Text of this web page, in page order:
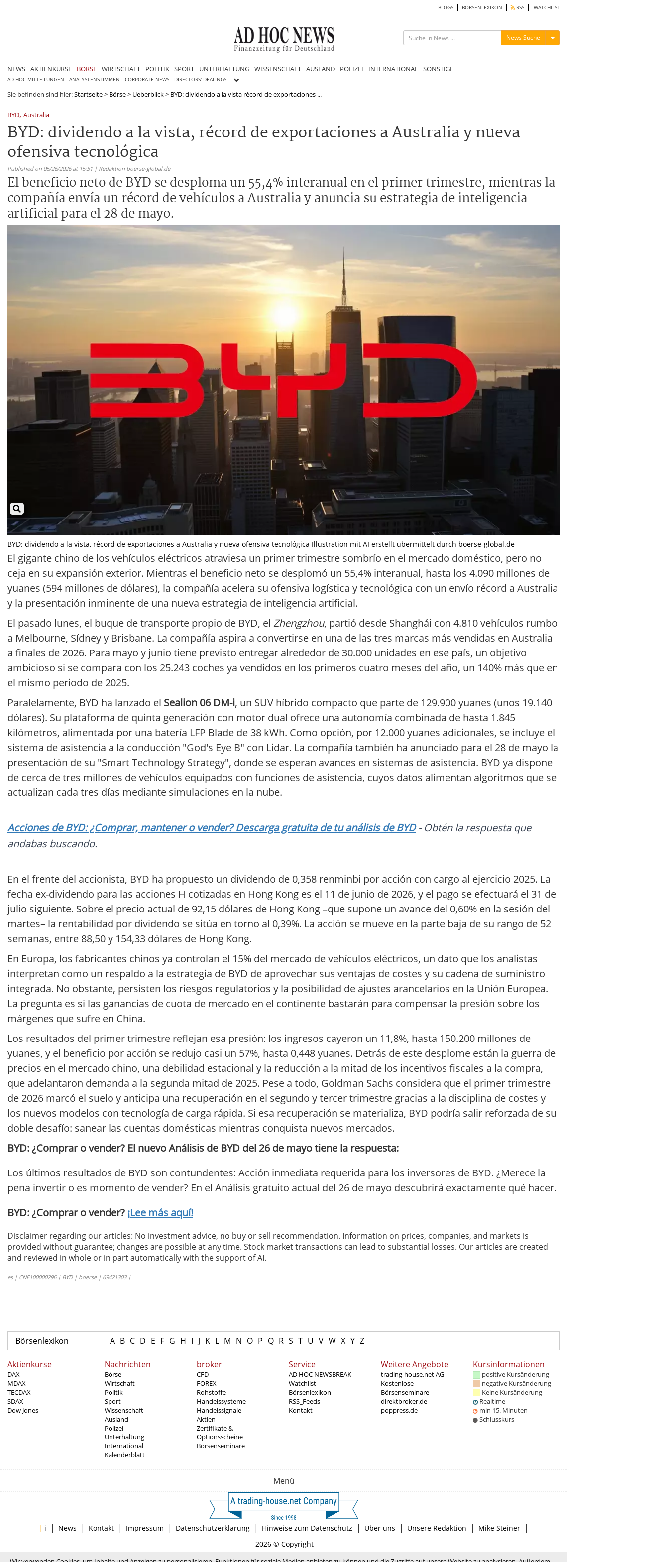
BLOGS BÖRSENLEXIKON RSS WATCHLIST
News Suche Menü ein-/ausblenden
NEWS AKTIENKURSE BÖRSE WIRTSCHAFT POLITIK SPORT UNTERHALTUNG WISSENSCHAFT AUSLAND POLIZEI INTERNATIONAL SONSTIGE
AD HOC MITTEILUNGEN ANALYSTENSTIMMEN CORPORATE NEWS DIRECTORS' DEALINGS
Sie befinden sind hier:Startseite> Börse> Ueberblick> BYD: dividendo a la vista récord de exportaciones ...
BYD, Australia
BYD: dividendo a la vista, récord de exportaciones a Australia y nueva
ofensiva tecnológica
Published on 05/26/2026 at 15:51 | Redaktion boerse-global.de
El beneficio neto de BYD se desploma un 55,4% interanual en el primer trimestre, mientras la
compañía envía un récord de vehículos a Australia y anuncia su estrategia de inteligencia
artificial para el 28 de mayo.
BYD: dividendo a la vista, récord de exportaciones a Australia y nueva ofensiva tecnológica Illustration mit AI erstellt übermittelt durch boerse-global.de
El gigante chino de los vehículos eléctricos atraviesa un primer trimestre sombrío en el mercado doméstico, pero no
ceja en su expansión exterior. Mientras el beneficio neto se desplomó un 55,4% interanual, hasta los 4.090 millones de
yuanes (594 millones de dólares), la compañía acelera su ofensiva logística y tecnológica con un envío récord a Australia
y la presentación inminente de una nueva estrategia de inteligencia artificial.
El pasado lunes, el buque de transporte propio de BYD, el Zhengzhou, partió desde Shanghái con 4.810 vehículos rumbo
a Melbourne, Sídney y Brisbane. La compañía aspira a convertirse en una de las tres marcas más vendidas en Australia
a finales de 2026. Para mayo y junio tiene previsto entregar alrededor de 30.000 unidades en ese país, un objetivo
ambicioso si se compara con los 25.243 coches ya vendidos en los primeros cuatro meses del año, un 140% más que en
el mismo periodo de 2025.
Paralelamente, BYD ha lanzado el Sealion 06 DM-i, un SUV híbrido compacto que parte de 129.900 yuanes (unos 19.140
dólares). Su plataforma de quinta generación con motor dual ofrece una autonomía combinada de hasta 1.845
kilómetros, alimentada por una batería LFP Blade de 38 kWh. Como opción, por 12.000 yuanes adicionales, se incluye el
sistema de asistencia a la conducción "God's Eye B" con Lidar. La compañía también ha anunciado para el 28 de mayo la
presentación de su "Smart Technology Strategy", donde se esperan avances en sistemas de asistencia. BYD ya dispone
de cerca de tres millones de vehículos equipados con funciones de asistencia, cuyos datos alimentan algoritmos que se
actualizan cada tres días mediante simulaciones en la nube.
Acciones de BYD: ¿Comprar, mantener o vender? Descarga gratuita de tu análisis de BYD- Obtén la respuesta que
andabas buscando.
En el frente del accionista, BYD ha propuesto un dividendo de 0,358 renminbi por acción con cargo al ejercicio 2025. La
fecha ex-dividendo para las acciones H cotizadas en Hong Kong es el 11 de junio de 2026, y el pago se efectuará el 31 de
julio siguiente. Sobre el precio actual de 92,15 dólares de Hong Kong –que supone un avance del 0,60% en la sesión del
martes– la rentabilidad por dividendo se sitúa en torno al 0,39%. La acción se mueve en la parte baja de su rango de 52
semanas, entre 88,50 y 154,33 dólares de Hong Kong.
En Europa, los fabricantes chinos ya controlan el 15% del mercado de vehículos eléctricos, un dato que los analistas
interpretan como un respaldo a la estrategia de BYD de aprovechar sus ventajas de costes y su cadena de suministro
integrada. No obstante, persisten los riesgos regulatorios y la posibilidad de ajustes arancelarios en la Unión Europea.
La pregunta es si las ganancias de cuota de mercado en el continente bastarán para compensar la presión sobre los
márgenes que sufre en China.
Los resultados del primer trimestre reflejan esa presión: los ingresos cayeron un 11,8%, hasta 150.200 millones de
yuanes, y el beneficio por acción se redujo casi un 57%, hasta 0,448 yuanes. Detrás de este desplome están la guerra de
precios en el mercado chino, una debilidad estacional y la reducción a la mitad de los incentivos fiscales a la compra,
que adelantaron demanda a la segunda mitad de 2025. Pese a todo, Goldman Sachs considera que el primer trimestre
de 2026 marcó el suelo y anticipa una recuperación en el segundo y tercer trimestre gracias a la disciplina de costes y
los nuevos modelos con tecnología de carga rápida. Si esa recuperación se materializa, BYD podría salir reforzada de su
doble desafío: sanear las cuentas domésticas mientras conquista nuevos mercados.
BYD: ¿Comprar o vender? El nuevo Análisis de BYD del 26 de mayo tiene la respuesta:
Los últimos resultados de BYD son contundentes: Acción inmediata requerida para los inversores de BYD. ¿Merece la
pena invertir o es momento de vender? En el Análisis gratuito actual del 26 de mayo descubrirá exactamente qué hacer.
BYD: ¿Comprar o vender? ¡Lee más aquí!
Disclaimer regarding our articles: No investment advice, no buy or sell recommendation. Information on prices, companies, and markets is
provided without guarantee; changes are possible at any time. Stock market transactions can lead to substantial losses. Our articles are created
and reviewed in whole or in part automatically with the support of AI.
es | CNE100000296 | BYD | boerse | 69421303 |
Börsenlexikon A B C D E F G H I J K L M N O P Q R S T U V W X Y Z
Aktienkurse
DAX
MDAX
TECDAX
SDAX
Dow Jones
Nachrichten
Börse
Wirtschaft
Politik
Sport
Wissenschaft
Ausland
Polizei
Unterhaltung
International
Kalenderblatt
broker
CFD
FOREX
Rohstoffe
Handelssysteme
Handelssignale
Aktien
Zertifikate &
Optionsscheine
Börsenseminare
Service
AD HOC NEWSBREAK
Watchlist
Börsenlexikon
RSS_Feeds
Kontakt
Weitere Angebote
trading-house.net AG
Kostenlose
Börsenseminare
direktbroker.de
poppress.de
Kursinformationen
positive Kursänderung
negative Kursänderung
Keine Kursänderung
Realtime
min 15. Minuten
Schlusskurs
Menü
| i | News | Kontakt | Impressum | Datenschutzerklärung | Hinweise zum Datenschutz | Über uns | Unsere Redaktion | Mike Steiner |
2026 © Copyright